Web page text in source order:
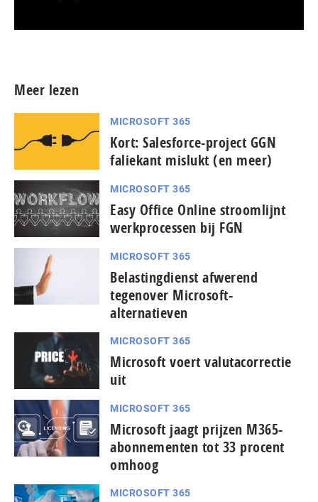
Meer lezen
MICROSOFT 365
Kort: Salesforce-project GGN
faliekant mislukt (en meer)
MICROSOFT 365
Easy Office Online stroomlijnt
werkprocessen bij FGN
MICROSOFT 365
Belastingdienst afwerend
tegenover Microsoft-
alternatieven
MICROSOFT 365
Microsoft voert valutacorrectie
uit
MICROSOFT 365
Microsoft jaagt prijzen M365-
abonnementen tot 33 procent
omhoog
MICROSOFT 365